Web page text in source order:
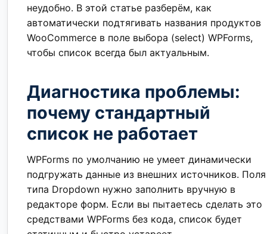
неудобно. В этой статье разберём, как
автоматически подтягивать названия продуктов
WooCommerce в поле выбора (select) WPForms,
чтобы список всегда был актуальным.
Диагностика проблемы:
почему стандартный
список не работает
WPForms по умолчанию не умеет динамически
подгружать данные из внешних источников. Поля
типа Dropdown нужно заполнить вручную в
редакторе форм. Если вы пытаетесь сделать это
средствами WPForms без кода, список будет